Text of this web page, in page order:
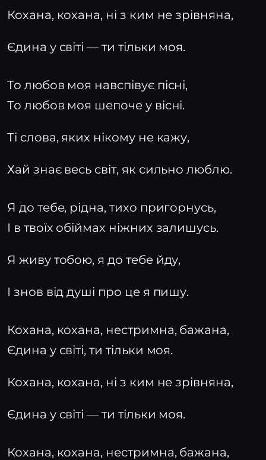
Кохана, кохана, ні з ким не зрівняна,
Єдина у світі — ти тільки моя.
То любов моя навспівує пісні,
То любов моя шепоче у вісні.
Ті слова, яких нікому не кажу,
Хай знає весь світ, як сильно люблю.
Я до тебе, рідна, тихо пригорнусь,
І в твоїх обіймах ніжних залишусь.
Я живу тобою, я до тебе йду,
І знов від душі про це я пишу.
Кохана, кохана, нестримна, бажана,
Єдина у світі, ти тільки моя.
Кохана, кохана, ні з ким не зрівняна,
Єдина у світі — ти тільки моя.
Кохана, кохана, нестримна, бажана,